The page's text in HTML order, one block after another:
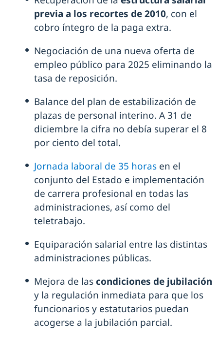
previa a los recortes de 2010, con el
cobro íntegro de la paga extra.
Negociación de una nueva oferta de
empleo público para 2025 eliminando la
tasa de reposición.
Balance del plan de estabilización de
plazas de personal interino. A 31 de
diciembre la cifra no debía superar el 8
por ciento del total.
Jornada laboral de 35 horas en el
conjunto del Estado e implementación
de carrera profesional en todas las
administraciones, así como del
teletrabajo.
Equiparación salarial entre las distintas
administraciones públicas.
Mejora de las condiciones de jubilación
y la regulación inmediata para que los
funcionarios y estatutarios puedan
acogerse a la jubilación parcial.